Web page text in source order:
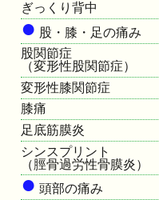
ぎっくり背中
● 股・膝・足の痛み
股関節症
（変形性股関節症）
変形性膝関節症
膝痛
足底筋膜炎
シンスプリント
（脛骨過労性骨膜炎）
● 頭部の痛み